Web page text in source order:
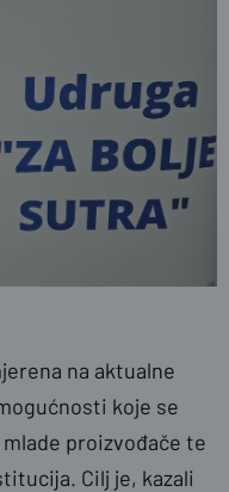
na aktualne
koje se
proizvođače te
Cilj je, kazali